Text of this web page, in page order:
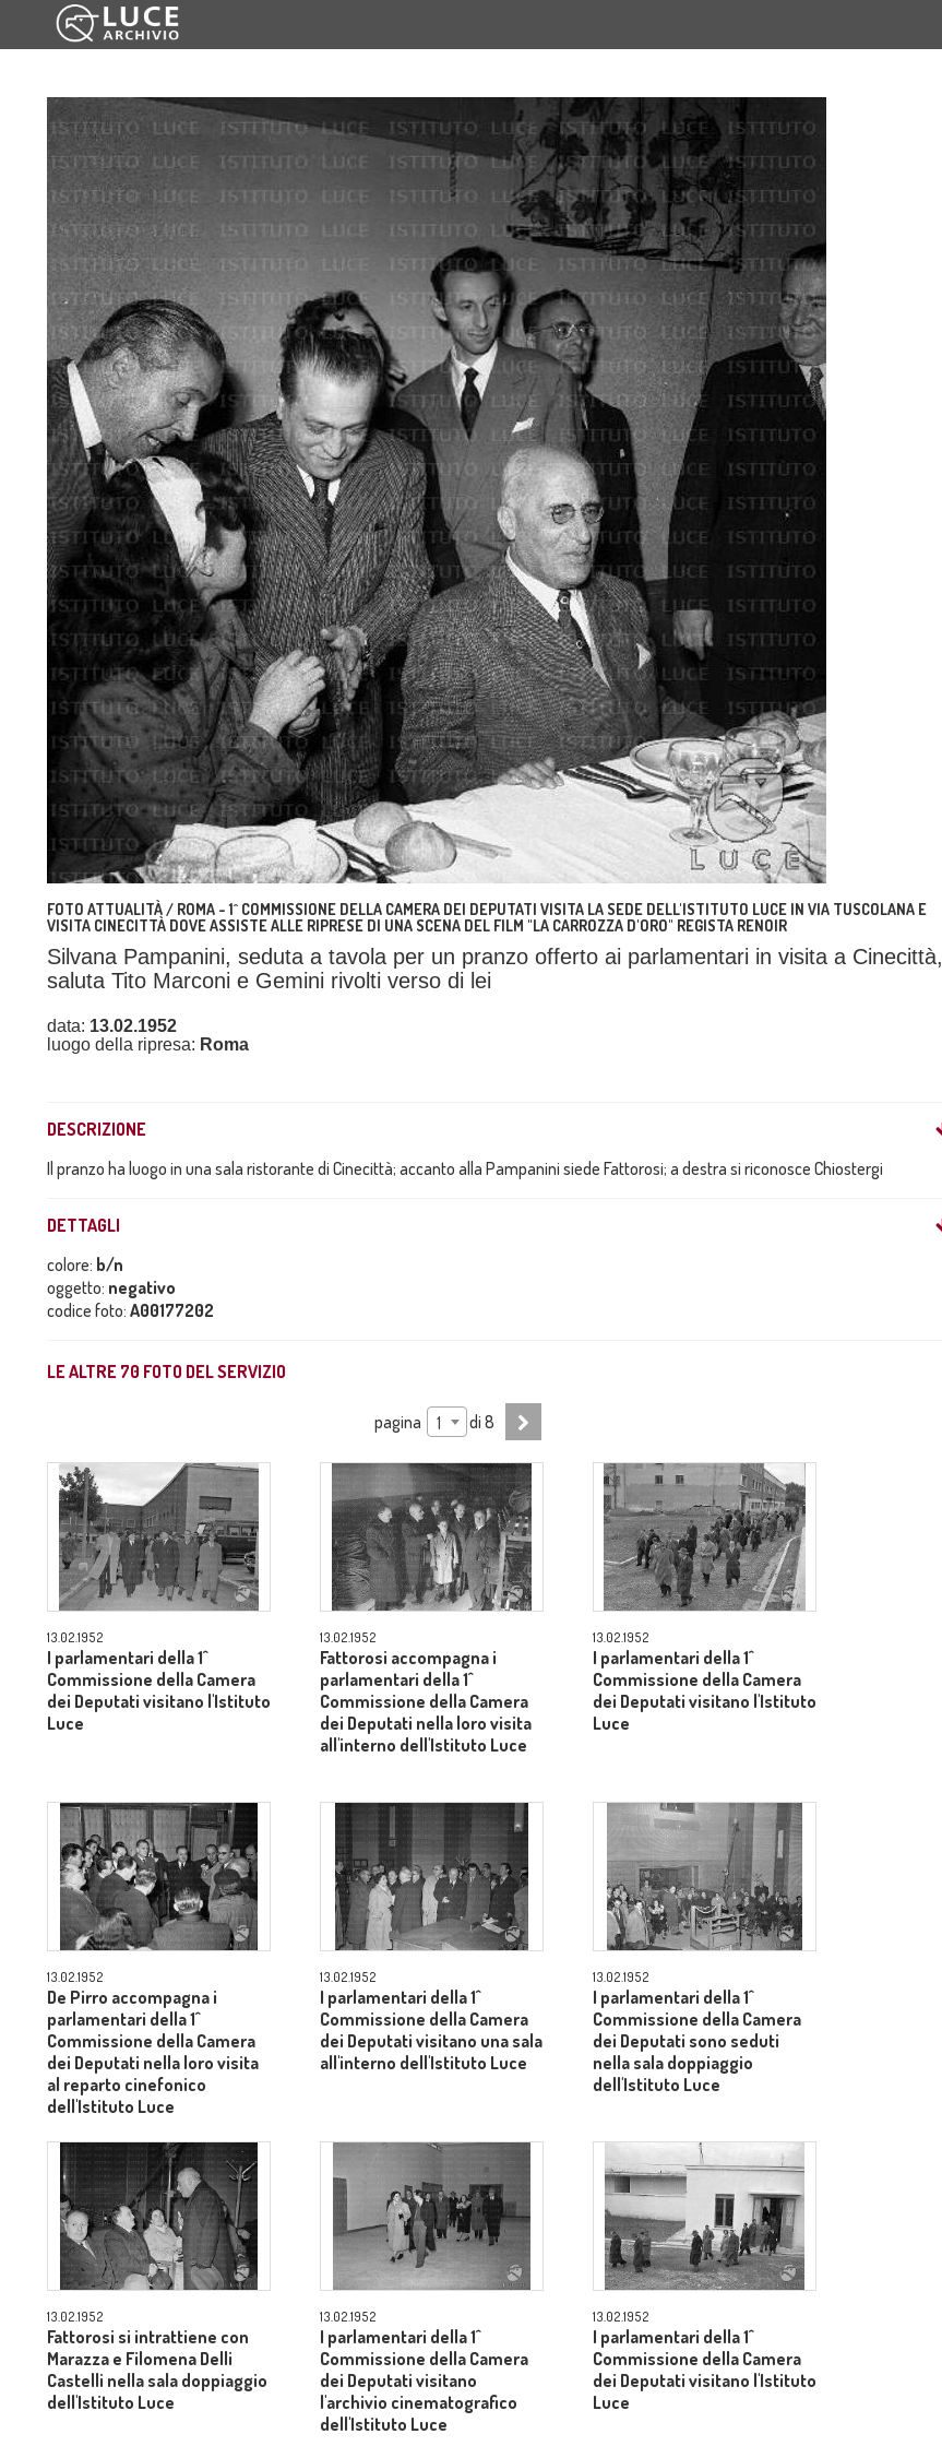
FOTO ATTUALITÀ / ROMA - 1^ COMMISSIONE DELLA CAMERA DEI DEPUTATI VISITA LA SEDE DELL'ISTITUTO LUCE IN VIA TUSCOLANA E
VISITA CINECITTÀ DOVE ASSISTE ALLE RIPRESE DI UNA SCENA DEL FILM "LA CARROZZA D'ORO" REGISTA RENOIR
Silvana Pampanini, seduta a tavola per un pranzo offerto ai parlamentari in visita a Cinecittà,
saluta Tito Marconi e Gemini rivolti verso di lei
data: 13.02.1952
luogo della ripresa: Roma
DESCRIZIONE
Il pranzo ha luogo in una sala ristorante di Cinecittà; accanto alla Pampanini siede Fattorosi; a destra si riconosce Chiostergi
DETTAGLI
colore: b/n
oggetto: negativo
codice foto: A00177202
LE ALTRE 70 FOTO DEL SERVIZIO
pagina 1 di8
13.02.1952
I parlamentari della 1^
Commissione della Camera
dei Deputati visitano l'Istituto
Luce
13.02.1952
Fattorosi accompagna i
parlamentari della 1^
Commissione della Camera
dei Deputati nella loro visita
all'interno dell'Istituto Luce
13.02.1952
I parlamentari della 1^
Commissione della Camera
dei Deputati visitano l'Istituto
Luce
13.02.1952
De Pirro accompagna i
parlamentari della 1^
Commissione della Camera
dei Deputati nella loro visita
al reparto cinefonico
dell'Istituto Luce
13.02.1952
I parlamentari della 1^
Commissione della Camera
dei Deputati visitano una sala
all'interno dell'Istituto Luce
13.02.1952
I parlamentari della 1^
Commissione della Camera
dei Deputati sono seduti
nella sala doppiaggio
dell'Istituto Luce
13.02.1952
Fattorosi si intrattiene con
Marazza e Filomena Delli
Castelli nella sala doppiaggio
dell'Istituto Luce
13.02.1952
I parlamentari della 1^
Commissione della Camera
dei Deputati visitano
l'archivio cinematografico
dell'Istituto Luce
13.02.1952
I parlamentari della 1^
Commissione della Camera
dei Deputati visitano l'Istituto
Luce